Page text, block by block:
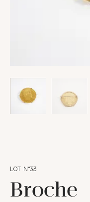
LOT N°33
Broche